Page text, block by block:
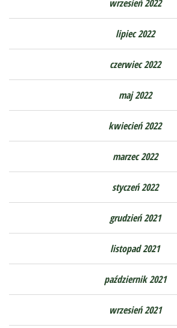
wrzesień 2022
lipiec 2022
czerwiec 2022
maj 2022
kwiecień 2022
marzec 2022
styczeń 2022
grudzień 2021
listopad 2021
październik 2021
wrzesień 2021